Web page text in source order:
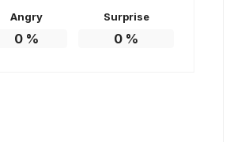
Angry
0%
Surprise
0 %